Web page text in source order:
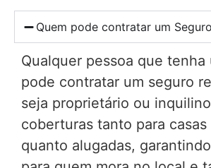
Quem pode contratar um
Qualquer pessoa que tenha
pode contratar um seguro
seja proprietário ou
coberturas tanto para casas
quanto alugadas,